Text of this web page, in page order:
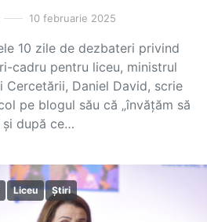
10 februarie 2025
10 zile de dezbateri privind
cadru pentru liceu, ministrul
Cercetării, Daniel David, scrie
pe blogul său că „învățăm să
și după ce…
Liceu Știri